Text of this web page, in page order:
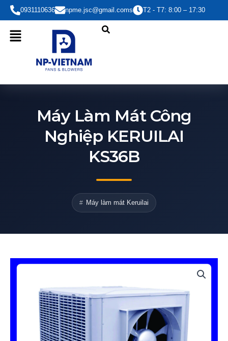
Nhảy
dung
0931110636 npme.jsc@gmail.coms T2 - T7: 8:00 – 17:30
Máy Làm Mát Công
Nghiệp KERUILAI
KS36B
Máy làm mát Keruilai